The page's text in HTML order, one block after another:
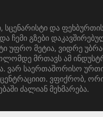
და
ჩემი გზები
უფრო მეტია, ვიდრე
მრთავს ამ
ვარ საერთაშორისო
ვფიქრობ,
ძალიან მეხმარება.